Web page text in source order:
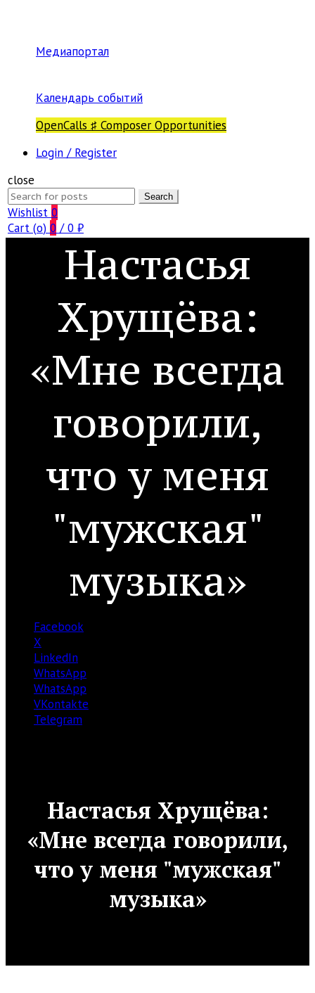
Медиапортал
Календарь событий
OpenCalls ♯ Composer Opportunities
Login / Register
close
Search
for:
Search
Wishlist 0
Cart (o) 0 / 0 ₽
Настасья
Хрущёва:
«Мне всегда
говорили,
что у меня
"мужская"
музыка»
Facebook
X
LinkedIn
WhatsApp
WhatsApp
VKontakte
Telegram
Настасья Хрущёва:
«Мне всегда говорили,
что у меня "мужская"
музыка»